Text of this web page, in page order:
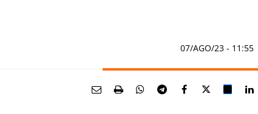
07/AGO/23 - 11:55